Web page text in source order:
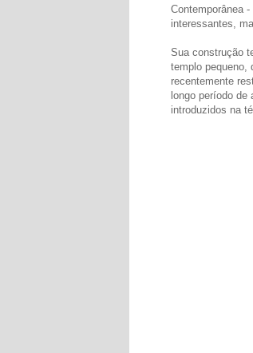
Contemporânea
interessantes,
Sua construção
templo pequeno,
recentemente
longo período
introduzidos na